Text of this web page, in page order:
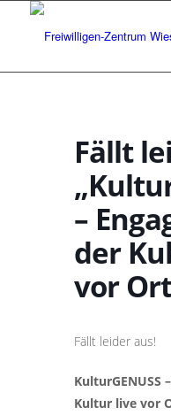
Fällt
–
der
vor Ort
Fällt leider aus!
KulturGENUSS
Kultur live vor